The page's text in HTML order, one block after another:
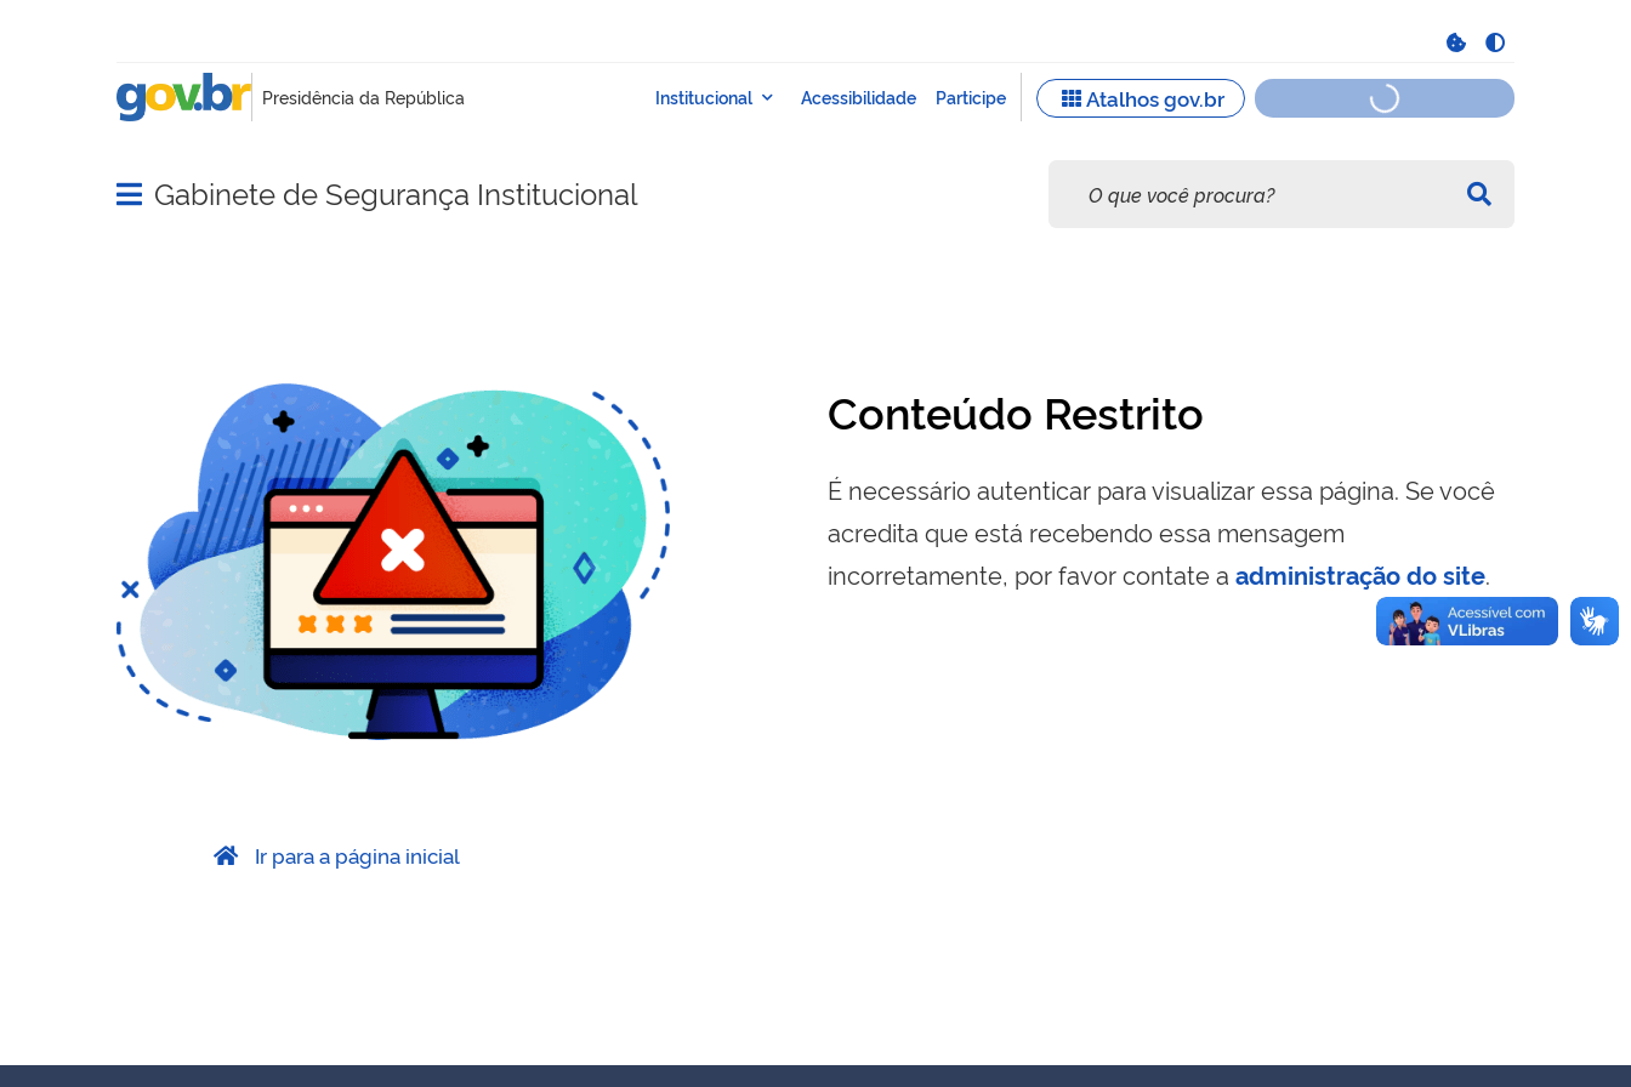
Abrir menu principal de navegação
Gabinete de Segurança Institucional
Conteúdo Restrito
É necessário autenticar para visualizar essa página. Se você
acredita que está recebendo essa mensagem
incorretamente, por favor contate a administração do site.
Ir para a página inicial